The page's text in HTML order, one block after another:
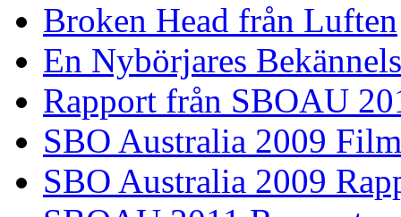
Broken Head från Luften
En Nybörjares
Rapport från SBOAU
SBO Australia 2009 Film
SBO Australia 2009